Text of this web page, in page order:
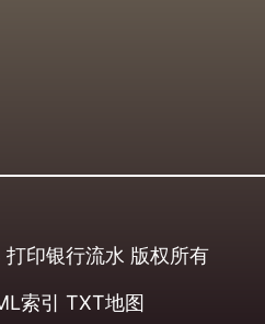
打印银行流水 版权所有
索引 TXT地图